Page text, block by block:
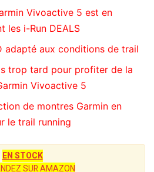
Vivoactive 5 est en
les i-Run DEALS
adapté aux conditions de trail
trop tard pour profiter de la
Vivoactive 5
de montres Garmin en
le trail running
EN STOCK
SUR AMAZON